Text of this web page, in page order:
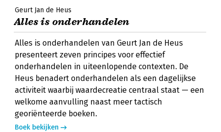
Geurt Jan de Heus
Alles is onderhandelen
Alles is onderhandelen van Geurt Jan de Heus
presenteert zeven principes voor effectief
onderhandelen in uiteenlopende contexten. De
Heus benadert onderhandelen als een dagelijkse
activiteit waarbij waardecreatie centraal staat — een
welkome aanvulling naast meer tactisch
georiënteerde boeken.
Boek bekijken